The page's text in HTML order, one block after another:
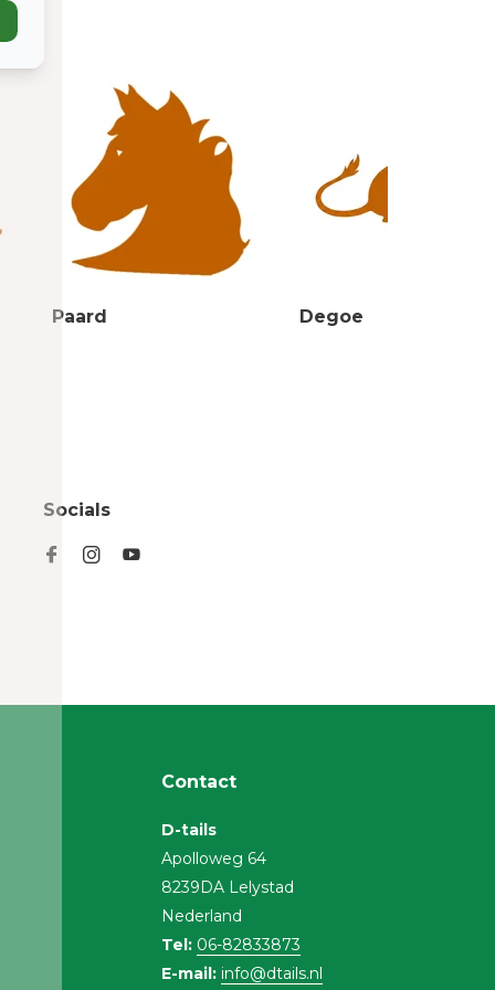
Paard Degoe
Socials
Contact
D-tails
Apolloweg 64
8239DA Lelystad
Nederland
Tel: 06-82833873
E-mail: info@dtails.nl